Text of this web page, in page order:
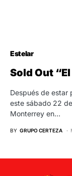
Estelar
Sold Out
Después de estar
este sábado 22
Monterrey en…
BY GRUPO CERTEZA